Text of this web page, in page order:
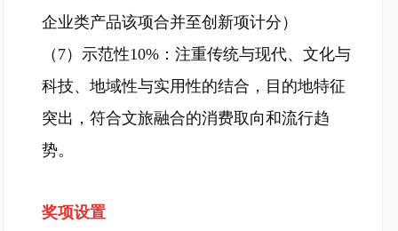
企业类产品该项合并至创新项计分）
（7）示范性10%：注重传统与现代、文化与
科技、地域性与实用性的结合，目的地特征
突出，符合文旅融合的消费取向和流行趋
势。
奖项设置